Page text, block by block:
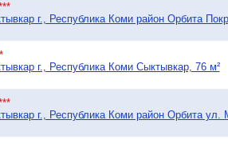
г., Республика Коми район Орбита
г., Республика Коми Сыктывкар, 76 м²
г., Республика Коми район Орбита